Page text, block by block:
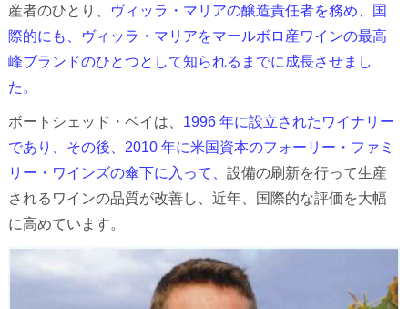
産者のひとり、
ヴィッラ・マリアの醸造責任者を務め、国
際的にも、ヴィッラ・マリアをマールボロ産ワインの最高
峰ブランドのひとつとして知られるまでに成長させまし
た。
ボートシェッド・ベイは、 1996 年に設立されたワイナリー
であり、その後、2010 年に米国資本のフォーリー・ファミ
リー・ワインズの傘下に入って、 設備の刷新を行って生産
されるワインの品質が改善し、近年、国際的な評価を大幅
に高めています。